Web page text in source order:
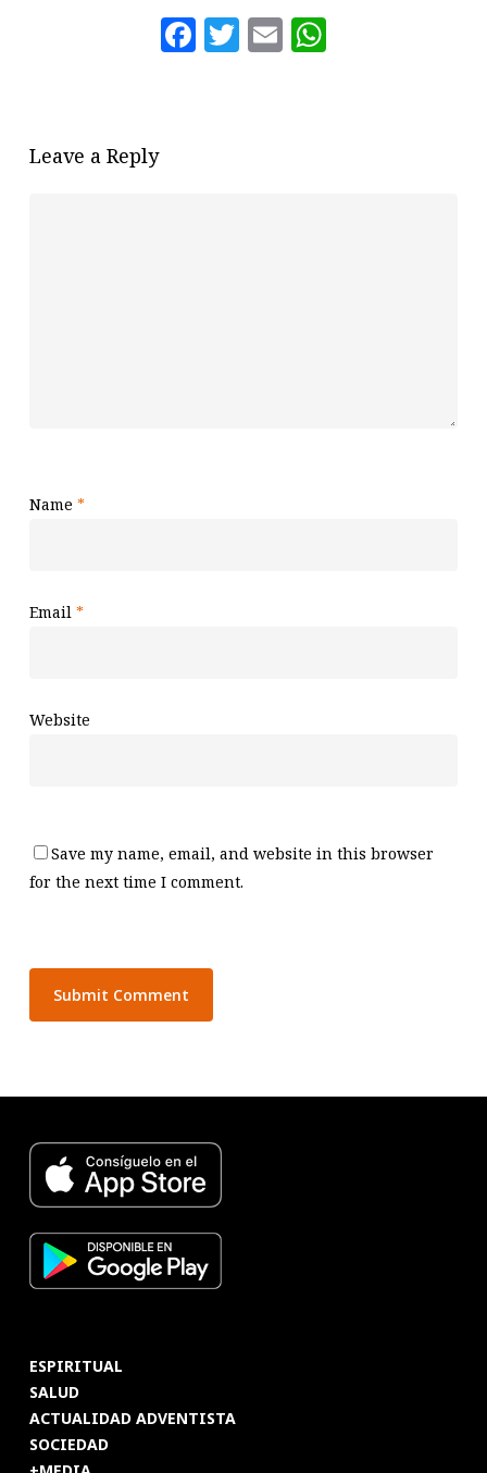
Facebook
Twitter
Email
Leave a Reply
Name *
Email *
Website
Save my name, email, and website in this browser
for the next time I comment.
ESPIRITUAL
SALUD
ACTUALIDAD ADVENTISTA
SOCIEDAD